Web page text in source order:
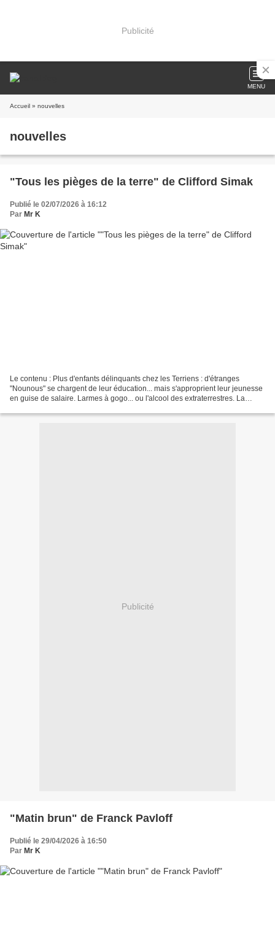
Publicité
MENU
Accueil » nouvelles
nouvelles
"Tous les pièges de la terre" de Clifford Simak
Publié le 02/07/2026 à 16:12
Par Mr K
Le contenu : Plus d'enfants délinquants chez les Terriens : d'étranges
"Nounous" se chargent de leur éducation... mais s'approprient leur jeunesse
en guise de salaire. Larmes à gogo... ou l'alcool des extraterrestres. La
Publicité
"Matin brun" de Franck Pavloff
Publié le 29/04/2026 à 16:50
Par Mr K